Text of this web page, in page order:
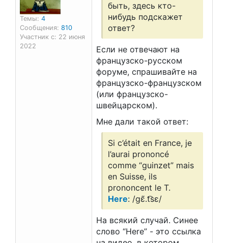
Темы: 4
Сообщения: 810
Участник с: 22 июня
2022
быть, здесь кто-
нибудь подскажет
ответ?
Если не отвечают на
французско-русском
форуме, спрашивайте на
французско-французском
(или французско-
швейцарском).
Мне дали такой ответ:
Si c’était en France, je
l’aurai prononcé
comme “guinzet” mais
en Suisse, ils
prononcent le T.
Here: /gɛ̃.t͡sɛ/
На всякий случай. Синее
слово “Here” - это ссылка